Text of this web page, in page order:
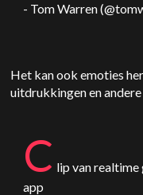
- Tom Warren
Het kan ook emoties
uitdrukkingen en
C lip van
app